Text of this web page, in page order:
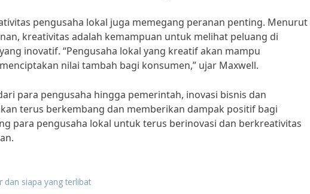
pengusaha lokal juga memegang peranan penting. Menurut
kreativitas adalah kemampuan untuk melihat peluang di
inovatif. “Pengusaha lokal yang kreatif akan mampu
nilai tambah bagi konsumen,” ujar Maxwell.
para pengusaha hingga pemerintah, inovasi bisnis dan
terus berkembang dan memberikan dampak positif bagi
para pengusaha lokal untuk terus berinovasi dan berkreativitas
dan siapa yang terlibat